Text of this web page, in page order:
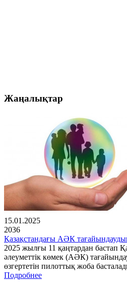
Жаңалықтар
15.01.2025
2036
Қазақстандағы АӘК
2025 жылғы 11 қаңтардан бастап
әлеуметтік көмек (АӘК)
өзгертетін пилоттық жоба
Подробнее